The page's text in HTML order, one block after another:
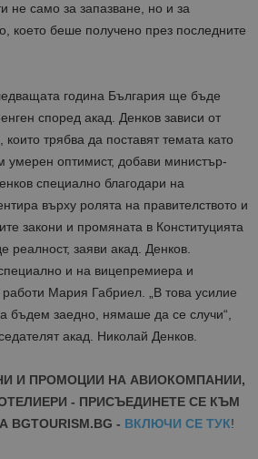
не само за запазване, но и за
което беше получено през последните
година България ще бъде
според акад. Денков зависи от
трябва да поставят темата като
оптимист, добави министър-
специално благодари на
върху ролята на правителството и
закони и промяната в Конституцията
заяви акад. Денков.
и на вицепремиера и
Мария Габриел. „В това усилие
бъдем заедно, нямаше да се случи“,
акад. Николай Денков.
И ПРОМОЦИИ НА АВИОКОМПАНИИ,
- ПРИСЪЕДИНЕТЕ СЕ КЪМ
- ВКЛЮЧИ СЕ ТУК!